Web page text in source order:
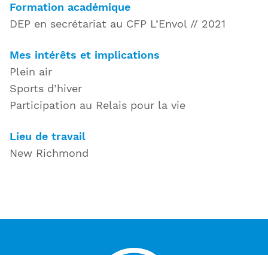
Formation académique
DEP en secrétariat au CFP L’Envol // 2021
Mes intérêts et implications
Plein air
Sports d’hiver
Participation au Relais pour la vie
Lieu de travail
New Richmond